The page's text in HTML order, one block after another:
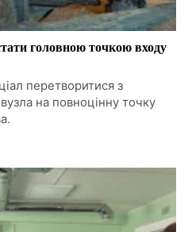
головною точкою входу
перетворитися з
на повноцінну точку